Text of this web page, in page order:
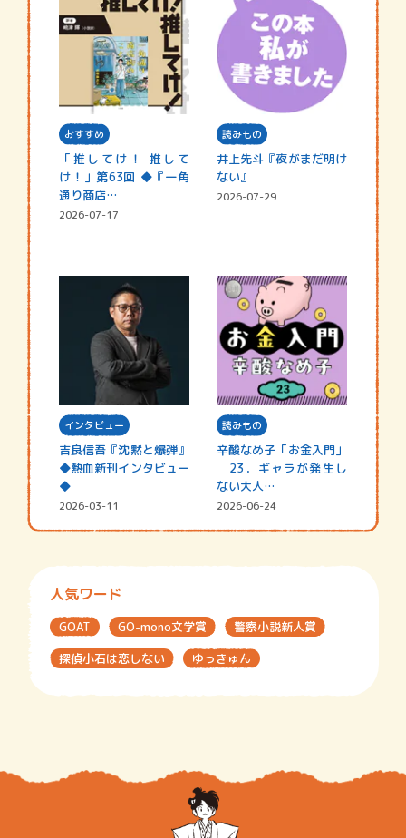
おすすめ
「推してけ！ 推して
け！」第63回 ◆『一角
通り商店…
2026-07-17
読みもの
井上先斗『夜がまだ明け
ない』
2026-07-29
インタビュー
吉良信吾『沈黙と爆弾』
◆熱血新刊インタビュー
◆
2026-03-11
読みもの
辛酸なめ子「お金入門」
23．ギャラが発生し
ない大人…
2026-06-24
人気ワード
GOAT GO-mono文学賞
警察小説新人賞
探偵小石は恋しない
ゆっきゅん